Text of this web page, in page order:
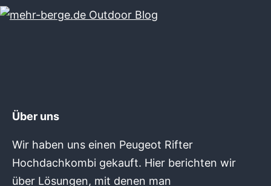
Über uns
Wir haben uns einen Peugeot Rifter
Hochdachkombi gekauft. Hier berichten wir
über Lösungen, mit denen man